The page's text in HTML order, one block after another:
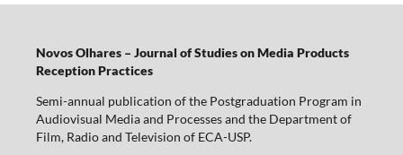
Novos Olhares – Journal of Studies on Media Products
Reception Practices
Semi-annual publication of the Postgraduation Program in
Audiovisual Media and Processes and the Department of
Film, Radio and Television of ECA-USP.